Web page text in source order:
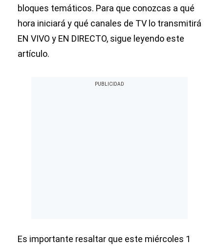
bloques temáticos. Para que conozcas a qué
hora iniciará y qué canales de TV lo transmitirá
EN VIVO y EN DIRECTO, sigue leyendo este
artículo.
Es importante resaltar que este miércoles 1